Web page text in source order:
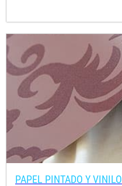
PAPEL PINTADO Y VINILO